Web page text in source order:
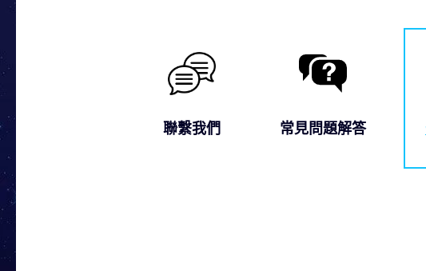
聯繫我們 常見問題解答